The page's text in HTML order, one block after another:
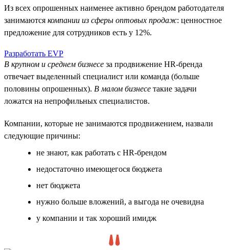
Из всех опрошенных наименее активно брендом работодателя
занимаются компании из сферы оптовых продаж: ценностное
предложение для сотрудников есть у 12%.
Разработать EVP
В крупном и среднем бизнесе за продвижение HR-бренда
отвечает выделенный специалист или команда (больше
половины опрошенных). В малом бизнесе такие задачи
ложатся на непрофильных специалистов.
Компании, которые не занимаются продвижением, назвали
следующие причины:
не знают, как работать с HR-брендом
недостаточно имеющегося бюджета
нет бюджета
нужно больше вложений, а выгода не очевидна
у компании и так хороший имидж